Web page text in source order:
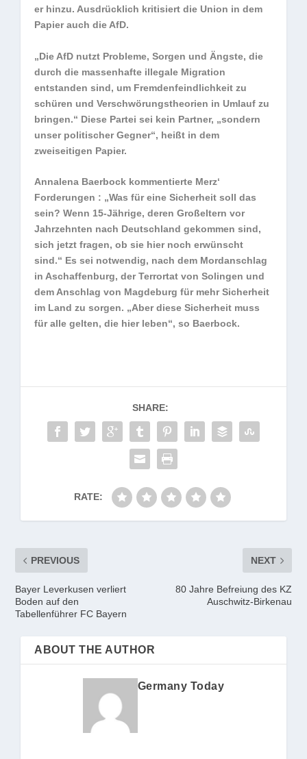
er hinzu. Ausdrücklich kritisiert die Union in dem
Papier auch die AfD.
„Die AfD nutzt Probleme, Sorgen und Ängste, die
durch die massenhafte illegale Migration
entstanden sind, um Fremdenfeindlichkeit zu
schüren und Verschwörungstheorien in Umlauf zu
bringen.“ Diese Partei sei kein Partner, „sondern
unser politischer Gegner“, heißt in dem
zweiseitigen Papier.
Annalena Baerbock kommentierte Merz‘
Forderungen : „Was für eine Sicherheit soll das
sein? Wenn 15-Jährige, deren Großeltern vor
Jahrzehnten nach Deutschland gekommen sind,
sich jetzt fragen, ob sie hier noch erwünscht
sind.“ Es sei notwendig, nach dem Mordanschlag
in Aschaffenburg, der Terrortat von Solingen und
dem Anschlag von Magdeburg für mehr Sicherheit
im Land zu sorgen. „Aber diese Sicherheit muss
für alle gelten, die hier leben“, so Baerbock.
SHARE:
RATE:
PREVIOUS
Bayer Leverkusen verliert
Boden auf den
Tabellenführer FC Bayern
NEXT
80 Jahre Befreiung des KZ
Auschwitz-Birkenau
ABOUT THE AUTHOR
Germany Today